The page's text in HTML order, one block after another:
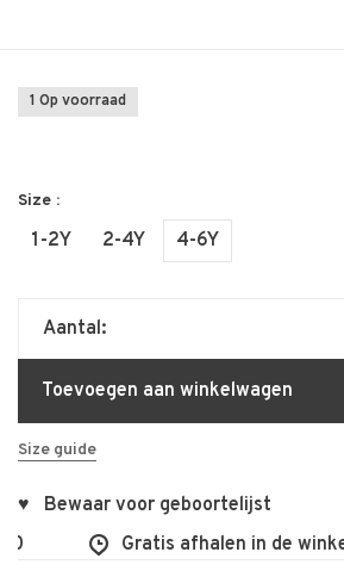
1 Op voorraad
Size :
1-2Y 2-4Y 4-6Y
Aantal:
Toevoegen aan winkelwagen
Size guide
♥ Bewaar voor geboortelijst
Gratis afhalen in de winkel